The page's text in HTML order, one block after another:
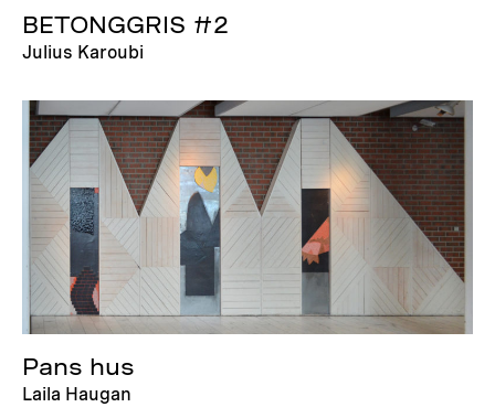
BETONGGRIS #2
Julius Karoubi
Pans hus
Laila Haugan